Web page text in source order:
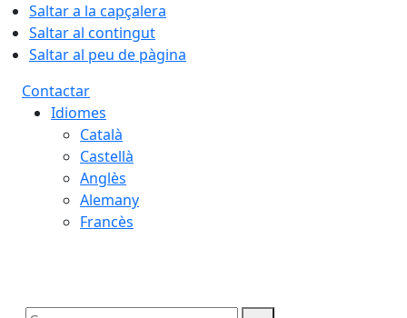
Saltar a la capçalera
Saltar al contingut
Saltar al peu de pàgina
Contactar
Idiomes
Català
Castellà
Anglès
Alemany
Francès